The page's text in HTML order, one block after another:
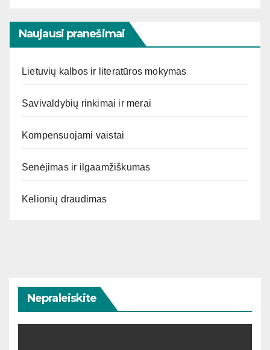
Naujausi pranešimai
Lietuvių kalbos ir literatūros mokymas
Savivaldybių rinkimai ir merai
Kompensuojami vaistai
Senėjimas ir ilgaamžiškumas
Kelionių draudimas
Nepraleiskite